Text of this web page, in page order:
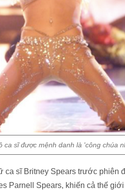
ca sĩ được mệnh danh là 'công chúa
ca sĩ Britney Spears trước phiên
Parnell Spears, khiến cả thế